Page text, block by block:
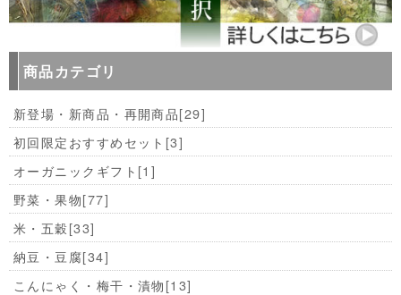
商品カテゴリ
新登場・新商品・再開商品[29]
初回限定おすすめセット [3]
オーガニックギフト [1]
野菜・果物[77]
米・五穀[33]
納豆・豆腐[34]
こんにゃく・梅干・漬物[13]